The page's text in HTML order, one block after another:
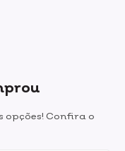
opções! Confira o